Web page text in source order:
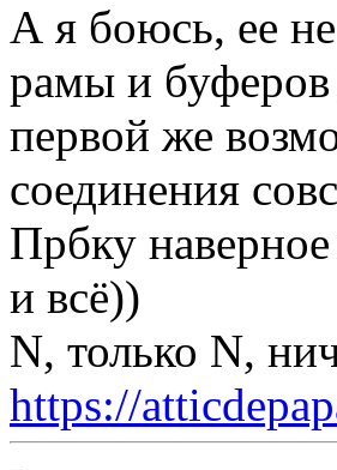
А я боюсь, ее
рамы и буферов
первой же
соединения
Прбку
и всё))
N, только N,
https://